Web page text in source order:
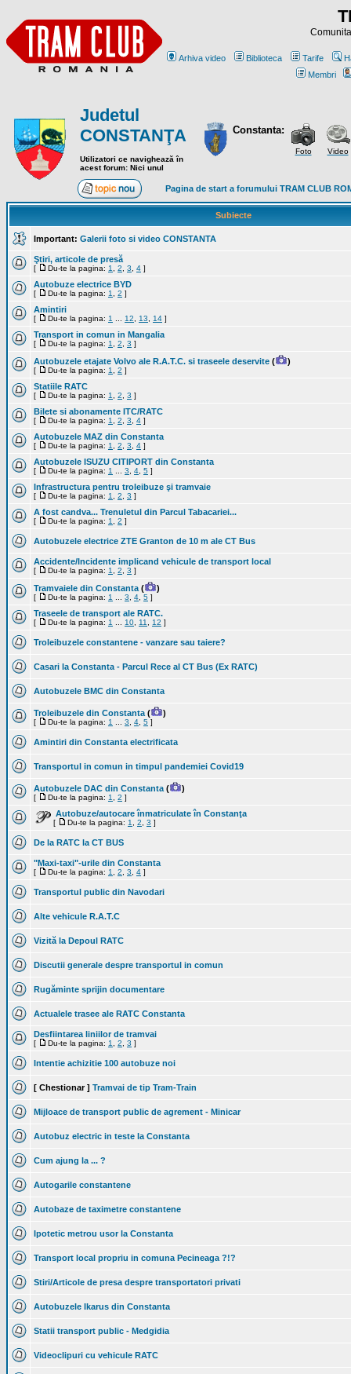
Arhiva video Biblioteca Tarife
Membri
Judetul
CONSTANŢA
Utilizatori ce navighează în
acest forum: Nici unul
Constanta:
Foto Video
Pagina de start a forumului TRAM CLUB
Subiecte
Important: Galerii foto si video CONSTANTA
Ştiri, articole de presă
[ Du-te la pagina: 1 2 3 4 ]
Autobuze electrice BYD
[ Du-te la pagina: 1 2 ]
Amintiri
[ Du-te la pagina: 1 12 13 14 ]
Transport in comun in Mangalia
[ Du-te la pagina: 1 2 3 ]
Autobuzele etajate Volvo ale R.A.T.C. si traseele deservite ( )
[ Du-te la pagina: 1 2 ]
Statiile RATC
[ Du-te la pagina: 1 2 3 ]
Bilete si abonamente ITC/RATC
[ Du-te la pagina: 1 2 3 4 ]
Autobuzele MAZ din Constanta
[ Du-te la pagina: 1 2 3 4 ]
Autobuzele ISUZU CITIPORT din Constanta
[ Du-te la pagina: 1 3 4 5 ]
Infrastructura pentru troleibuze şi tramvaie
[ Du-te la pagina: 1 2 3 ]
A fost candva... Trenuletul din Parcul Tabacariei...
[ Du-te la pagina: 1 2 ]
Autobuzele electrice ZTE Granton de 10 m ale CT Bus
Accidente/Incidente implicand vehicule de transport local
[ Du-te la pagina: 1 2 3 ]
Tramvaiele din Constanta ( )
[ Du-te la pagina: 1 3 4 5 ]
Traseele de transport ale RATC.
[ Du-te la pagina: 1 10 11 12 ]
Troleibuzele constantene - vanzare sau taiere?
Casari la Constanta - Parcul Rece al CT Bus (Ex RATC)
Autobuzele BMC din Constanta
Troleibuzele din Constanta ( )
[ Du-te la pagina: 1 3 4 5 ]
Amintiri din Constanta electrificata
Transportul in comun in timpul pandemiei Covid19
Autobuzele DAC din Constanta ( )
[ Du-te la pagina: 1 2 ]
Autobuze/autocare înmatriculate în Constanţa
[ Du-te la pagina: 1 2 3 ]
De la RATC la CT BUS
"Maxi-taxi"-urile din Constanta
[ Du-te la pagina: 1 2 3 4 ]
Transportul public din Navodari
Alte vehicule R.A.T.C
Vizită la Depoul RATC
Discutii generale despre transportul in comun
Rugăminte sprijin documentare
Actualele trasee ale RATC Constanta
Desfiintarea liniilor de tramvai
[ Du-te la pagina: 1 2 3 ]
Intentie achizitie 100 autobuze noi
[ Chestionar ] Tramvai de tip Tram-Train
Mijloace de transport public de agrement - Minicar
Autobuz electric in teste la Constanta
Cum ajung la ... ?
Autogarile constantene
Autobaze de taximetre constantene
Ipotetic metrou usor la Constanta
Transport local propriu in comuna Pecineaga ?!?
Stiri/Articole de presa despre transportatori privati
Autobuzele Ikarus din Constanta
Statii transport public - Medgidia
Videoclipuri cu vehicule RATC